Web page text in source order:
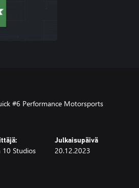
#6 Performance Motorsports
10 Studios
Julkaisupäivä
20.12.2023